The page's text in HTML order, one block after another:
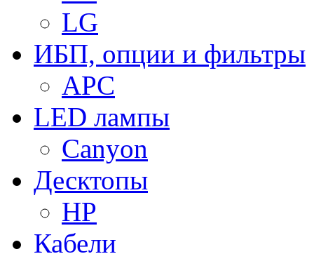
LG
ИБП, опции и фильтры
APC
LED лампы
Canyon
Десктопы
HP
Кабели